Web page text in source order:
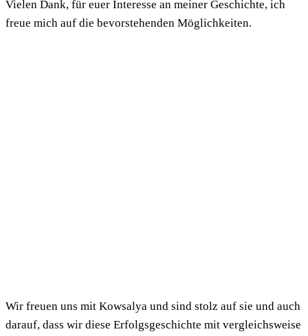
Vielen Dank, für euer Interesse an meiner Geschichte, ich
freue mich auf die bevorstehenden Möglichkeiten.
Wir freuen uns mit Kowsalya und sind stolz auf sie und auch
darauf, dass wir diese Erfolgsgeschichte mit vergleichsweise